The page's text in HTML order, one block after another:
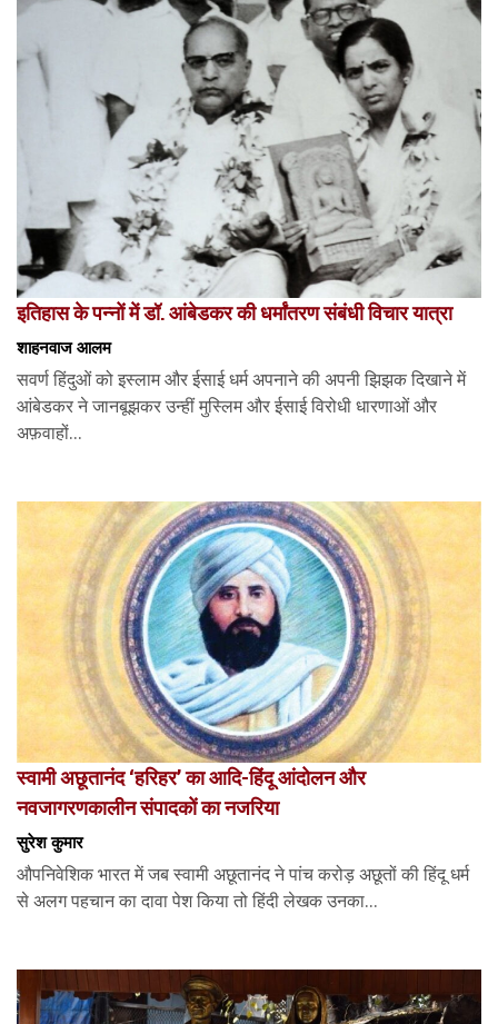
इतिहास के पन्नों में डॉ. आंबेडकर की धर्मांतरण संबंधी विचार यात्रा
शाहनवाज आलम
सवर्ण हिंदुओं को इस्लाम और ईसाई धर्म अपनाने की अपनी झिझक दिखाने में
आंबेडकर ने जानबूझकर उन्हीं मुस्लिम और ईसाई विरोधी धारणाओं और
अफ़वाहों...
स्वामी अछूतानंद ‘हरिहर’ का आदि-हिंदू आंदोलन और
नवजागरणकालीन संपादकों का नजरिया
सुरेश कुमार
औपनिवेशिक भारत में जब स्वामी अछूतानंद ने पांच करोड़ अछूतों की हिंदू धर्म
से अलग पहचान का दावा पेश किया तो हिंदी लेखक उनका...